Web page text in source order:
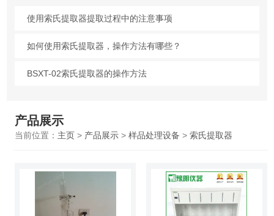
使用索氏提取器提取过程中的注意事项
如何使用索氏提取器，操作方法有哪些？
BSXT-02索氏提取器的操作方法
产品展示
当前位置： 主页> 产品展示> 样品处理设备 > 索氏提取器